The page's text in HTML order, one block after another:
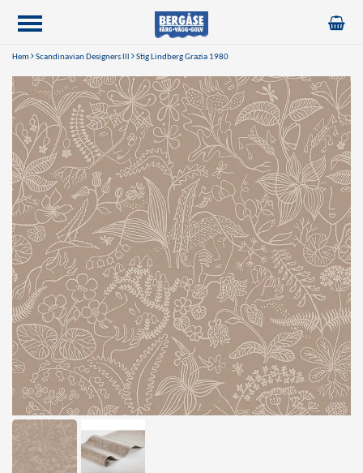
Hem Scandinavian Designers lll Stig Lindberg Grazia 1980